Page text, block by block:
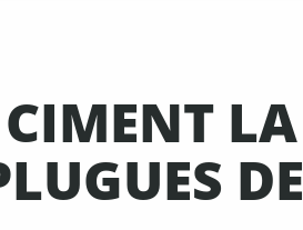
CIMENT LA
DE